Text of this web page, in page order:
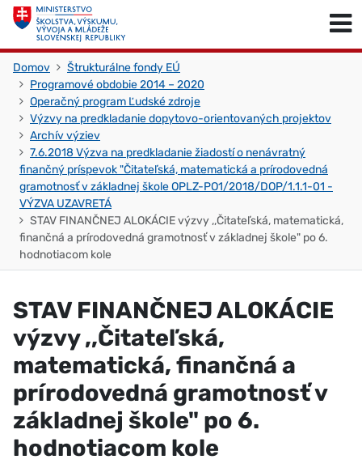
Skočiť na obsah
Domov
Štrukturálne fondy EÚ
Programové obdobie 2014 – 2020
Operačný program Ľudské zdroje
Výzvy na predkladanie dopytovo-orientovaných projektov
Archív výziev
7.6.2018 Výzva na predkladanie žiadostí o nenávratný
finančný príspevok "Čitateľská, matematická a prírodovedná
gramotnosť v základnej škole OPLZ-PO1/2018/DOP/1.1.1-01 -
VÝZVA UZAVRETÁ
STAV FINANČNEJ ALOKÁCIE výzvy ,,Čitateľská, matematická,
finančná a prírodovedná gramotnosť v základnej škole" po 6.
hodnotiacom kole
STAV FINANČNEJ ALOKÁCIE
výzvy ,,Čitateľská,
matematická, finančná a
prírodovedná gramotnosť v
základnej škole" po 6.
hodnotiacom kole
Skočiť na začiatok stránky